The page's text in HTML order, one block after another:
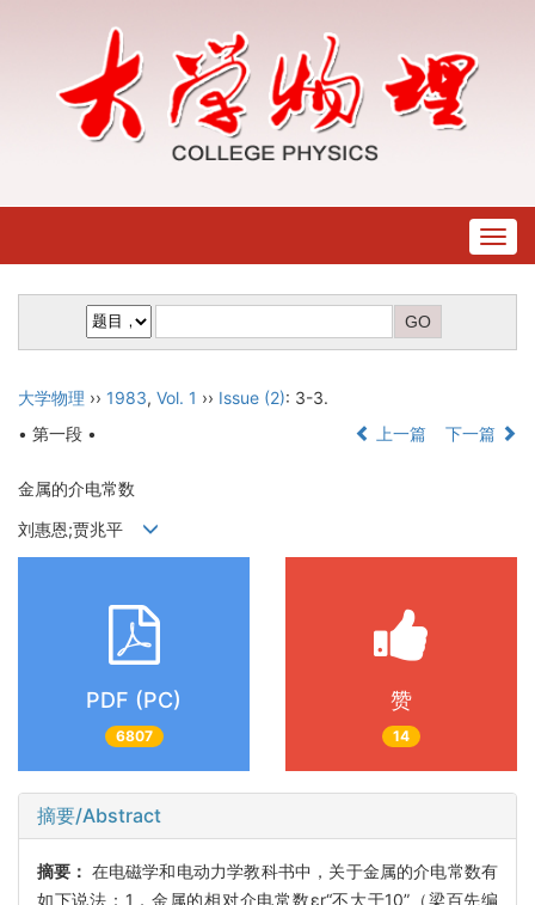
大学物理 ›› 1983, Vol. 1 ›› Issue (2): 3-3.
• 第一段 •
上一篇 下一篇
金属的介电常数
刘惠恩;贾兆平
PDF (PC)
6807
赞
14
摘要/Abstract
摘要： 在电磁学和电动力学教科书中，关于金属的介电常数有
如下说法：1．金属的相对介电常数εr“不大于10”（梁百先编